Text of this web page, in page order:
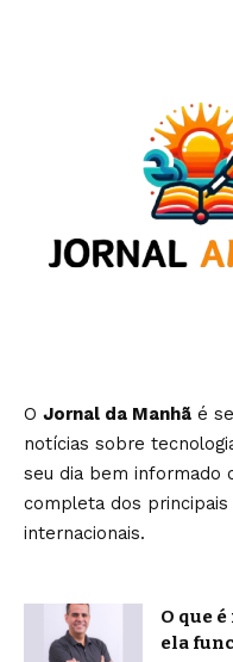
O Jornal da Manhã é
notícias sobre
seu dia bem informado
completa dos
internacionais.
O que
ela